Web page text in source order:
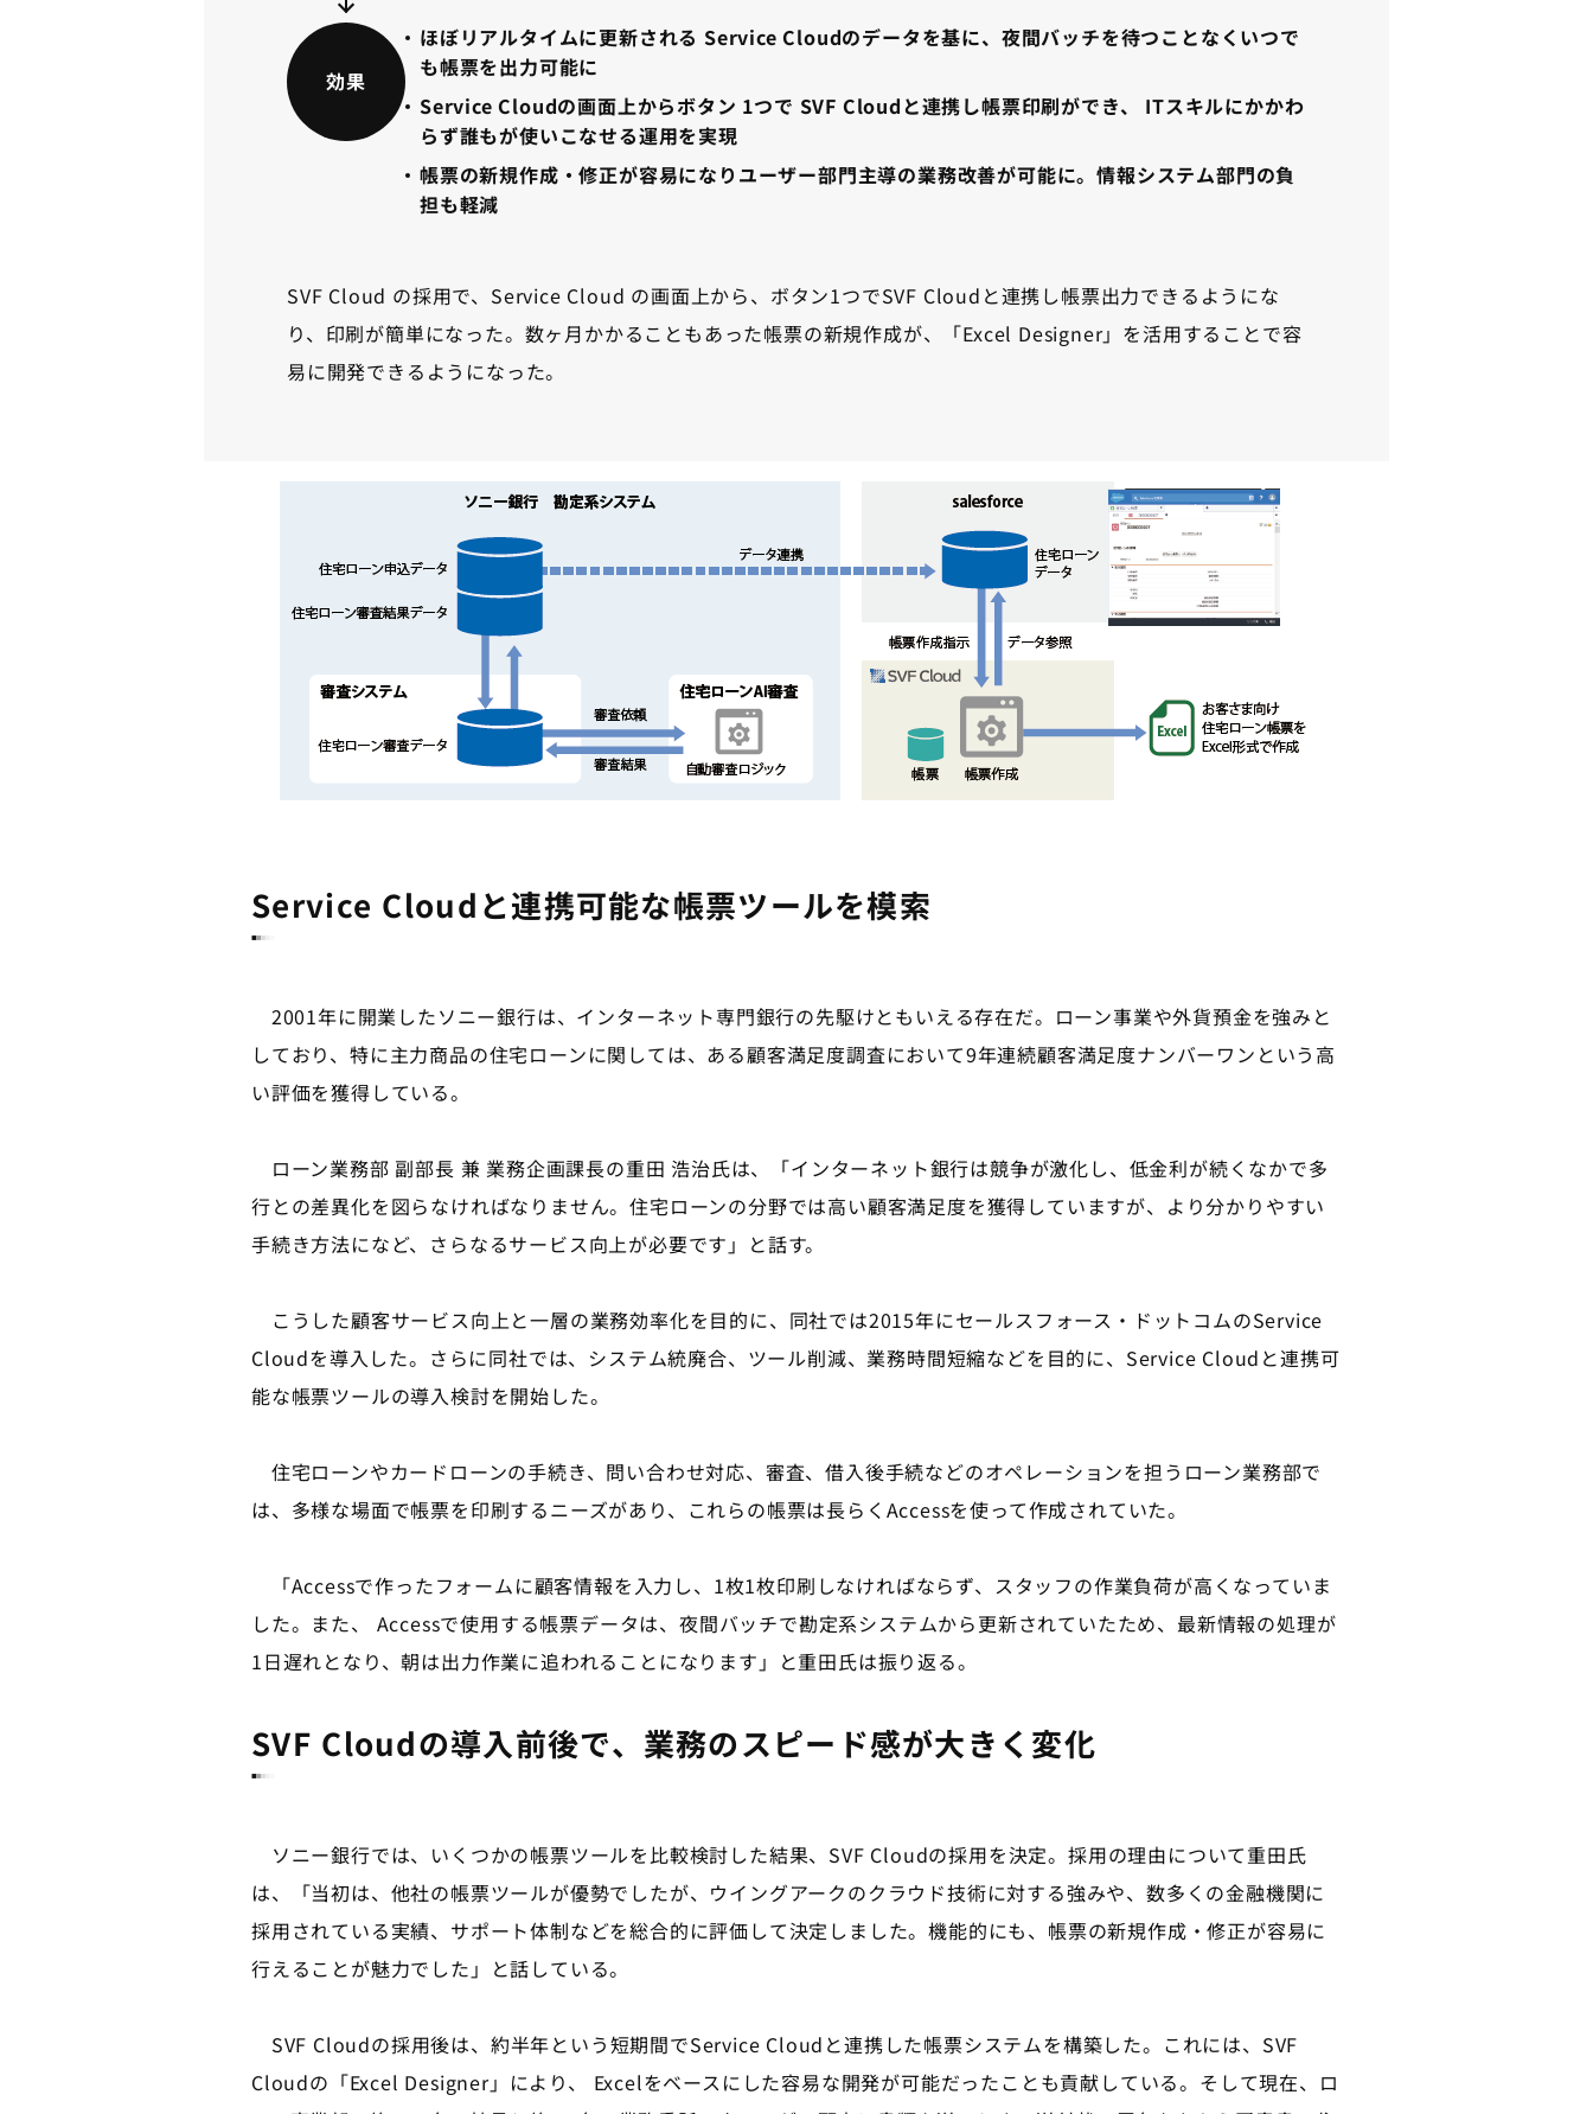
効果
ほぼリアルタイムに更新される Service Cloudのデータを基に、夜間バッチを待つことなくいつで
も帳票を出力可能に
Service Cloudの画面上からボタン 1つで SVF Cloudと連携し帳票印刷ができ、 ITスキルにかかわ
らず誰もが使いこなせる運用を実現
帳票の新規作成・修正が容易になりユーザー部門主導の業務改善が可能に。情報システム部門の負
担も軽減
SVF Cloud の採用で、Service Cloud の画面上から、ボタン1つでSVF Cloudと連携し帳票出力できるようにな
り、印刷が簡単になった。数ヶ月かかることもあった帳票の新規作成が、「Excel Designer」を活用することで容
易に開発できるようになった。
Service Cloudと連携可能な帳票ツールを模索
2001年に開業したソニー銀行は、インターネット専門銀行の先駆けともいえる存在だ。ローン事業や外貨預金を強みと
しており、特に主力商品の住宅ローンに関しては、ある顧客満足度調査において9年連続顧客満足度ナンバーワンという高
い評価を獲得している。
ローン業務部 副部長 兼 業務企画課長の重田 浩治氏は、「インターネット銀行は競争が激化し、低金利が続くなかで多
行との差異化を図らなければなりません。住宅ローンの分野では高い顧客満足度を獲得していますが、より分かりやすい
手続き方法になど、さらなるサービス向上が必要です」と話す。
こうした顧客サービス向上と一層の業務効率化を目的に、同社では2015年にセールスフォース・ドットコムのService
Cloudを導入した。さらに同社では、システム統廃合、ツール削減、業務時間短縮などを目的に、Service Cloudと連携可
能な帳票ツールの導入検討を開始した。
住宅ローンやカードローンの手続き、問い合わせ対応、審査、借入後手続などのオペレーションを担うローン業務部で
は、多様な場面で帳票を印刷するニーズがあり、これらの帳票は長らくAccessを使って作成されていた。
「Accessで作ったフォームに顧客情報を入力し、1枚1枚印刷しなければならず、スタッフの作業負荷が高くなっていま
した。また、 Accessで使用する帳票データは、夜間バッチで勘定系システムから更新されていたため、最新情報の処理が
1日遅れとなり、朝は出力作業に追われることになります」と重田氏は振り返る。
SVF Cloudの導入前後で、業務のスピード感が大きく変化
ソニー銀行では、いくつかの帳票ツールを比較検討した結果、SVF Cloudの採用を決定。採用の理由について重田氏
は、「当初は、他社の帳票ツールが優勢でしたが、ウイングアークのクラウド技術に対する強みや、数多くの金融機関に
採用されている実績、サポート体制などを総合的に評価して決定しました。機能的にも、帳票の新規作成・修正が容易に
行えることが魅力でした」と話している。
SVF Cloudの採用後は、約半年という短期間でService Cloudと連携した帳票システムを構築した。これには、SVF
Cloudの「Excel Designer」により、 Excelをベースにした容易な開発が可能だったことも貢献している。そして現在、ロ